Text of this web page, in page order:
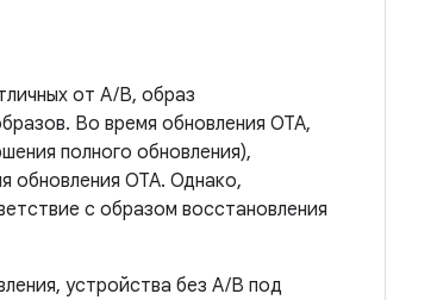
от A/B, образ
Во время обновления OTA,
полного обновления),
обновления OTA. Однако,
с образом восстановления
устройства без A/B под